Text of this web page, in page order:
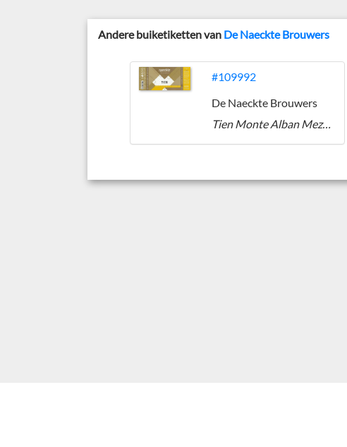
Andere buiketiketten van De Naeckte Brouwers
#109992
De Naeckte Brouwers
Tien Monte Alban Mezcal Vatgerijpt